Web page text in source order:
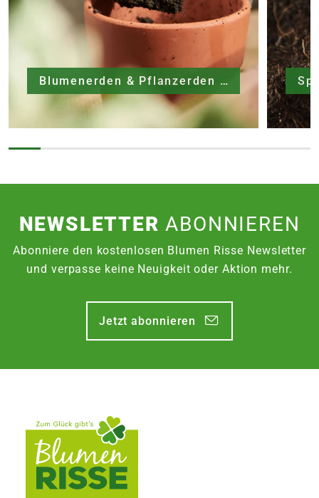
Blumenerden & Pflanzerden
NEWSLETTER ABONNIEREN
Abonniere den kostenlosen Blumen Risse Newsletter
und verpasse keine Neuigkeit oder Aktion mehr.
Jetzt abonnieren